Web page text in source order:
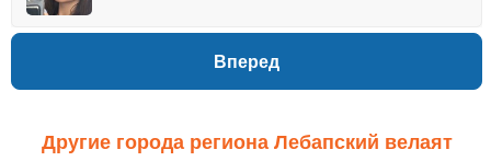
Вперед
Другие города региона Лебапский велаят